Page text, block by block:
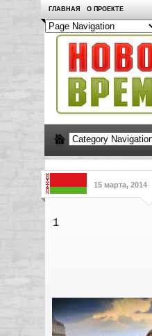
ГЛАВНАЯ О ПРОЕКТЕ
15 марта, 2014
1